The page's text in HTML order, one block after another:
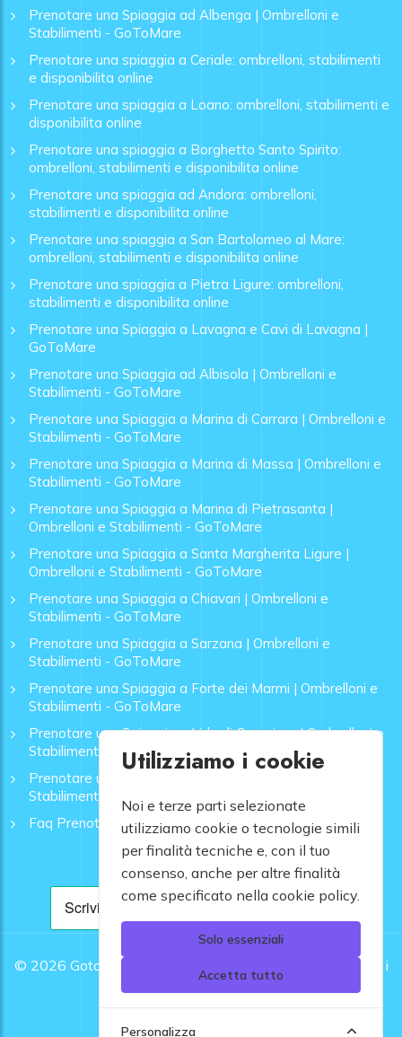
Prenotare una Spiaggia ad Albenga | Ombrelloni e
Stabilimenti - GoToMare
Prenotare una spiaggia a Ceriale: ombrelloni, stabilimenti
e disponibilita online
Prenotare una spiaggia a Loano: ombrelloni, stabilimenti e
disponibilita online
Prenotare una spiaggia a Borghetto Santo Spirito:
ombrelloni, stabilimenti e disponibilita online
Prenotare una spiaggia ad Andora: ombrelloni,
stabilimenti e disponibilita online
Prenotare una spiaggia a San Bartolomeo al Mare:
ombrelloni, stabilimenti e disponibilita online
Prenotare una spiaggia a Pietra Ligure: ombrelloni,
stabilimenti e disponibilita online
Prenotare una Spiaggia a Lavagna e Cavi di Lavagna |
GoToMare
Prenotare una Spiaggia ad Albisola | Ombrelloni e
Stabilimenti - GoToMare
Prenotare una Spiaggia a Marina di Carrara | Ombrelloni e
Stabilimenti - GoToMare
Prenotare una Spiaggia a Marina di Massa | Ombrelloni e
Stabilimenti - GoToMare
Prenotare una Spiaggia a Marina di Pietrasanta |
Ombrelloni e Stabilimenti - GoToMare
Prenotare una Spiaggia a Santa Margherita Ligure |
Ombrelloni e Stabilimenti - GoToMare
Prenotare una Spiaggia a Chiavari | Ombrelloni e
Stabilimenti - GoToMare
Prenotare una Spiaggia a Sarzana | Ombrelloni e
Stabilimenti - GoToMare
Prenotare una Spiaggia a Forte dei Marmi | Ombrelloni e
Stabilimenti - GoToMare
Prenotare una Spiaggia a Lido di Camaiore | Ombrelloni e
Stabilimenti - GoToMare
Prenotare una Spiaggia a Rapallo | Ombrelloni e
Stabilimenti - GoToMare
Faq Prenotazione Spiagge
© 2026 Gotomare srl - Partita IVA 12948810960 .
Tutti i
diritti riservati.
Utilizziamo i cookie
Noi e terze parti selezionate
utilizziamo cookie o tecnologie simili
per finalità tecniche e, con il tuo
consenso, anche per altre finalità
come specificato nella cookie policy.
Solo essenziali
Accetta tutto
Personalizza